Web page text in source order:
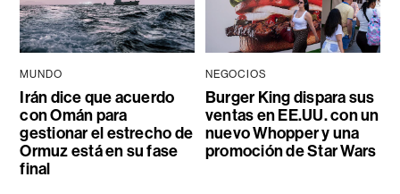
MUNDO
Irán dice que acuerdo
con Omán para
gestionar el estrecho de
Ormuz está en su fase
final
NEGOCIOS
Burger King dispara sus
ventas en EE.UU. con un
nuevo Whopper y una
promoción de Star Wars